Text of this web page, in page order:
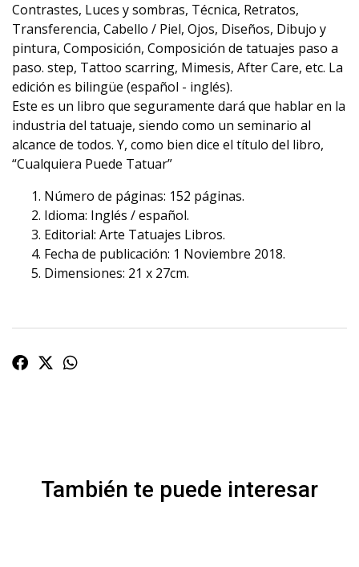
Contrastes, Luces y sombras, Técnica, Retratos,
Transferencia, Cabello / Piel, Ojos, Diseños, Dibujo y
pintura, Composición, Composición de tatuajes paso a
paso. step, Tattoo scarring, Mimesis, After Care, etc. La
edición es bilingüe (español - inglés).
Este es un libro que seguramente dará que hablar en la
industria del tatuaje, siendo como un seminario al
alcance de todos. Y, como bien dice el título del libro,
“Cualquiera Puede Tatuar”
Número de páginas: 152 páginas.
Idioma: Inglés / español.
Editorial: Arte Tatuajes Libros.
Fecha de publicación: 1 Noviembre 2018.
Dimensiones: 21 x 27cm.
También te puede interesar